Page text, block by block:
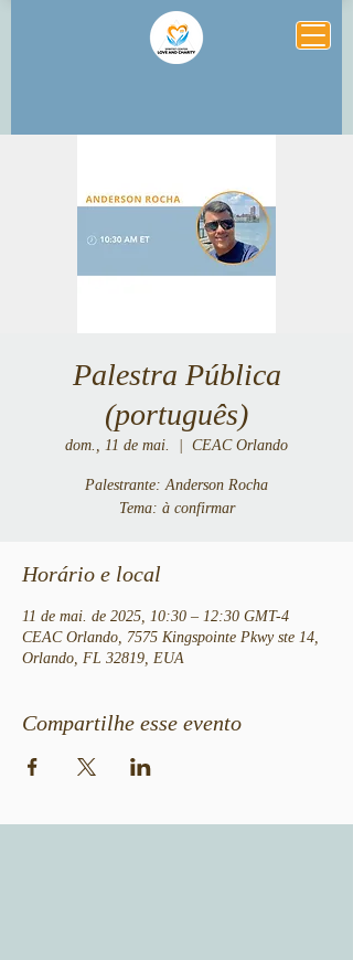
Palestra Pública
(português)
dom., 11 de mai. CEAC Orlando
Palestrante: Anderson Rocha
Tema: à confirmar
Horário e local
11 de mai. de 2025, 10:30 – 12:30 GMT-4
CEAC Orlando, 7575 Kingspointe Pkwy ste 14,
Orlando, FL 32819, EUA
Compartilhe esse evento